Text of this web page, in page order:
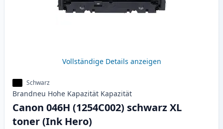
Vollständige Details anzeigen
Schwarz
Brandneu Hohe Kapazität Kapazität
Canon 046H (1254C002) schwarz XL
toner (Ink Hero)